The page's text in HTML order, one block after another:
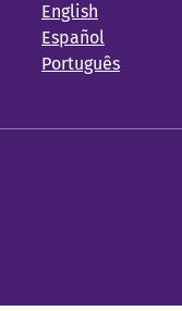
English
Español
Português